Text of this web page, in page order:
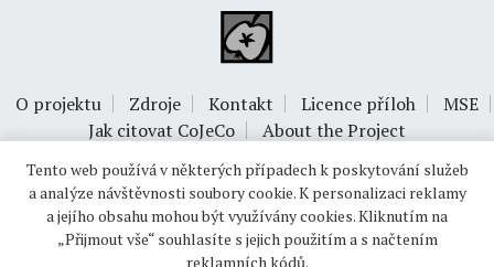
O projektu Zdroje Kontakt Licence příloh
MSE
Jak citovat CoJeCo
About the Project
Tento web používá v některých případech k poskytování služeb
a analýze návštěvnosti soubory cookie. K personalizaci reklamy
a jejího obsahu mohou být využívány cookies. Kliknutím na
„Přijmout vše“ souhlasíte s jejich použitím a s načtením
reklamních kódů.